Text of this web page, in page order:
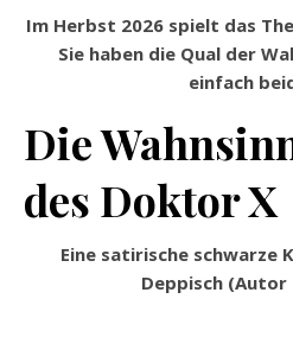
Im Herbst 2026 spielt das Theater gleich zwei Stücke.
Sie haben die Qual der
einfach
Die
des Doktor X
Eine satirische schwarze
Deppisch (Autor